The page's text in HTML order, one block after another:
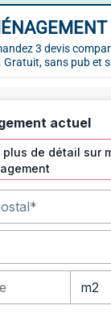
3 devis
sans pub et